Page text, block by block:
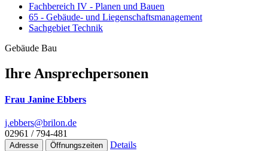
Fachbereich IV - Planen und Bauen
65 - Gebäude- und Liegenschaftsmanagement
Sachgebiet Technik
Gebäude Bau
Ihre Ansprechpersonen
Frau Janine Ebbers
j.ebbers@­brilon.de
02961 / 794-481
Adresse Öffnungszeiten
Details